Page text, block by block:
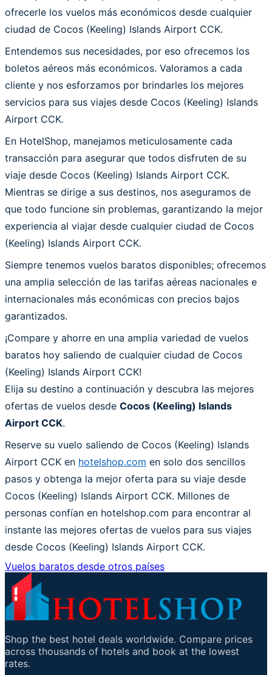
ofrecerle los vuelos más económicos desde cualquier
ciudad de Cocos (Keeling) Islands Airport CCK.
Entendemos sus necesidades, por eso ofrecemos los
boletos aéreos más económicos. Valoramos a cada
cliente y nos esforzamos por brindarles los mejores
servicios para sus viajes desde Cocos (Keeling) Islands
Airport CCK.
En HotelShop, manejamos meticulosamente cada
transacción para asegurar que todos disfruten de su
viaje desde Cocos (Keeling) Islands Airport CCK.
Mientras se dirige a sus destinos, nos aseguramos de
que todo funcione sin problemas, garantizando la mejor
experiencia al viajar desde cualquier ciudad de Cocos
(Keeling) Islands Airport CCK.
Siempre tenemos vuelos baratos disponibles; ofrecemos
una amplia selección de las tarifas aéreas nacionales e
internacionales más económicas con precios bajos
garantizados.
¡Compare y ahorre en una amplia variedad de vuelos
baratos hoy saliendo de cualquier ciudad de Cocos
(Keeling) Islands Airport CCK!
Elija su destino a continuación y descubra las mejores
ofertas de vuelos desde Cocos (Keeling) Islands
Airport CCK.
Reserve su vuelo saliendo de Cocos (Keeling) Islands
Airport CCK en hotelshop.com en solo dos sencillos
pasos y obtenga la mejor oferta para su viaje desde
Cocos (Keeling) Islands Airport CCK. Millones de
personas confían en hotelshop.com para encontrar al
instante las mejores ofertas de vuelos para sus viajes
desde Cocos (Keeling) Islands Airport CCK.
Vuelos baratos desde otros países
Shop the best hotel deals worldwide. Compare prices
across thousands of hotels and book at the lowest
rates.